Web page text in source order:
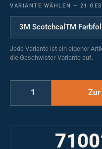
VARIANTE WÄHLEN — 21
Jede Variante ist ein eigener
die Geschwister-Variante auf.